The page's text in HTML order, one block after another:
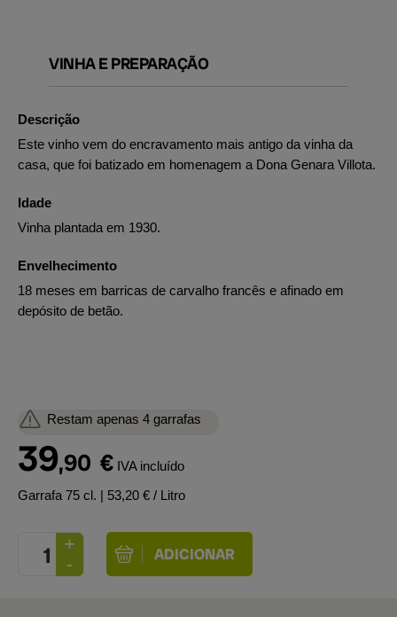
VINHA E PREPARAÇÃO
Descrição
Este vinho vem do encravamento mais antigo da vinha da
casa, que foi batizado em homenagem a Dona Genara Villota.
Idade
Vinha plantada em 1930.
Envelhecimento
18 meses em barricas de carvalho francês e afinado em
depósito de betão.
Restam apenas 4 garrafas
39,90 € IVA incluído
Garrafa 75 cl. | 53,20 € / Litro